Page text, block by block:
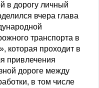
в дорогу личный
вчера глава
транспорта в
которая проходит в
привлечения
дороге между
в том числе